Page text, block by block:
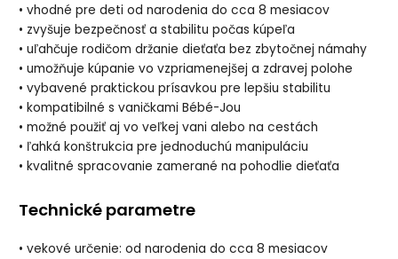
• vhodné pre deti od narodenia do cca 8 mesiacov
• zvyšuje bezpečnosť a stabilitu počas kúpeľa
• uľahčuje rodičom držanie dieťaťa bez zbytočnej námahy
• umožňuje kúpanie vo vzpriamenejšej a zdravej polohe
• vybavené praktickou prísavkou pre lepšiu stabilitu
• kompatibilné s vaničkami Bébé-Jou
• možné použiť aj vo veľkej vani alebo na cestách
• ľahká konštrukcia pre jednoduchú manipuláciu
• kvalitné spracovanie zamerané na pohodlie dieťaťa
Technické parametre
• vekové určenie: od narodenia do cca 8 mesiacov